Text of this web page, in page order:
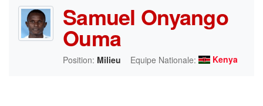
Samuel Onyango
Ouma
Position: Milieu Equipe Nationale: Kenya